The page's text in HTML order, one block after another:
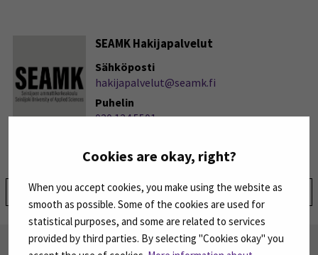
Cookies are okay, right?
When you accept cookies, you make using the website as
smooth as possible. Some of the cookies are used for
statistical purposes, and some are related to services
provided by third parties. By selecting "Cookies okay" you
SEAMK Hakijapalvelut
Sähköposti
hakijapalvelut@seamk.fi
Puhelin
020 124 5501
Jaa: